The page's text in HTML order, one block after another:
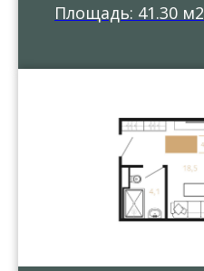
Площадь: 41.30 м2